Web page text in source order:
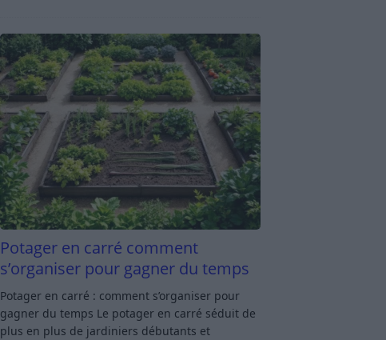
Potager en carré comment
s’organiser pour gagner du temps
Potager en carré : comment s’organiser pour
gagner du temps Le potager en carré séduit de
plus en plus de jardiniers débutants et